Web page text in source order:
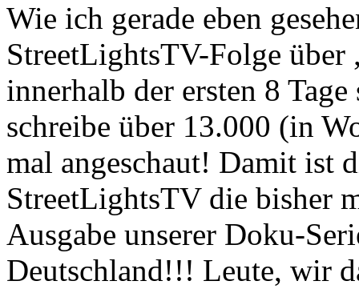
Wie ich gerade eben
StreetLightsTV-Folge
innerhalb der ersten 8
schreibe über 13.000 (in
mal angeschaut! Damit ist
StreetLightsTV die bisher
Ausgabe unserer Doku-
Deutschland!!! Leute, wir